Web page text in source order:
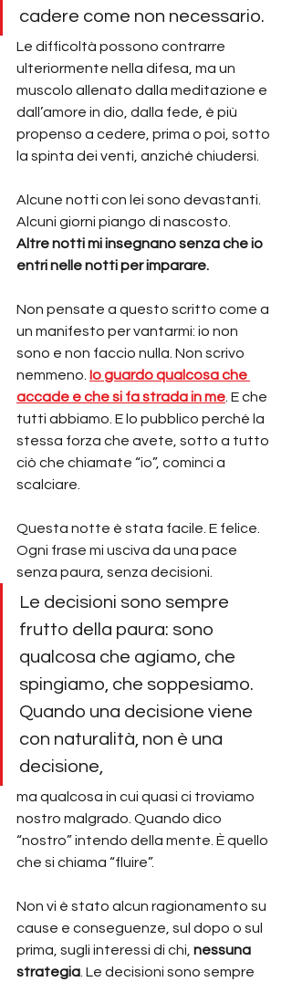
cadere come non necessario.
Le difficoltà possono contrarre
ulteriormente nella difesa, ma un
muscolo allenato dalla meditazione e
dall’amore in dio, dalla fede, è più
propenso a cedere, prima o poi, sotto
la spinta dei venti, anziché chiudersi.
Alcune notti con lei sono devastanti.
Alcuni giorni piango di nascosto.
Altre notti mi insegnano senza che io
entri nelle notti per imparare.
Non pensate a questo scritto come a
un manifesto per vantarmi: io non
sono e non faccio nulla. Non scrivo
nemmeno. Io guardo qualcosa che
accade e che si fa strada in me. E che
tutti abbiamo. E lo pubblico perché la
stessa forza che avete, sotto a tutto
ciò che chiamate “io”, cominci a
scalciare.
Questa notte è stata facile. E felice.
Ogni frase mi usciva da una pace
senza paura, senza decisioni.
Le decisioni sono sempre
frutto della paura: sono
qualcosa che agiamo, che
spingiamo, che soppesiamo.
Quando una decisione viene
con naturalità, non è una
decisione,
ma qualcosa in cui quasi ci troviamo
nostro malgrado. Quando dico
“nostro” intendo della mente. È quello
che si chiama “fluire”.
Non vi è stato alcun ragionamento su
cause e conseguenze, sul dopo o sul
prima, sugli interessi di chi, nessuna
strategia. Le decisioni sono sempre